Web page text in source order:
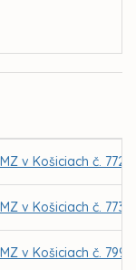
v Košiciach č.
v Košiciach č.
v Košiciach č.